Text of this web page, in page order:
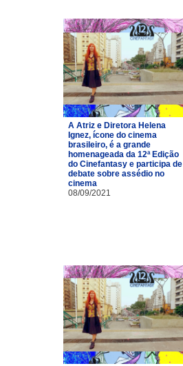
A Atriz e Diretora Helena
Ignez, ícone do cinema
brasileiro, é a grande
homenageada da 12ª Edição
do Cinefantasy e participa de
debate sobre assédio no
cinema
08/09/2021